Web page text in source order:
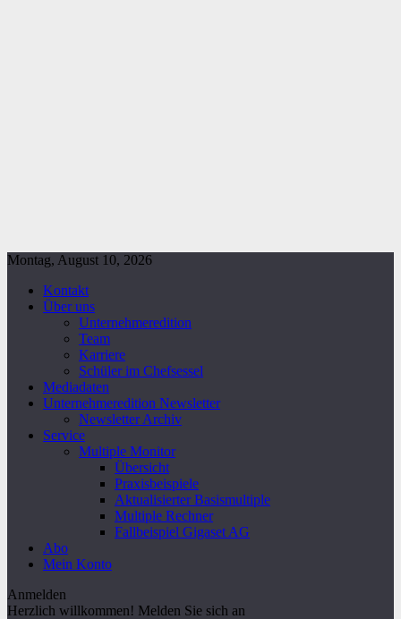
Montag, August 10, 2026
Kontakt
Über uns
Unternehmeredition
Team
Karriere
Schüler im Chefsessel
Mediadaten
Unternehmeredition Newsletter
Newsletter Archiv
Service
Multiple Monitor
Übersicht
Praxisbeispiele
Aktualisierter Basismultiple
Multiple Rechner
Fallbeispiel Gigaset AG
Abo
Mein Konto
Anmelden
Herzlich willkommen! Melden Sie sich an